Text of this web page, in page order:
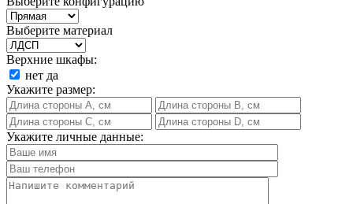
Выберите материал
Верхние шкафы:
нет да
Укажите размер:
Укажите личные данные: